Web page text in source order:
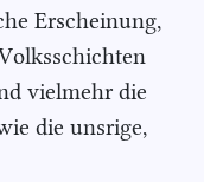
Erscheinung,
vielmehr die
die unsrige,